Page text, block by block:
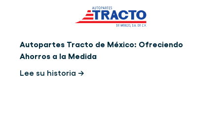
Autopartes Tracto de México: Ofreciendo
Ahorros a la Medida
Lee su historia →